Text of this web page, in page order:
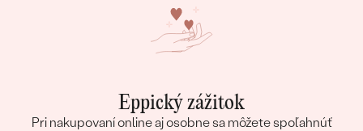
Eppický zážitok
Pri nakupovaní online aj osobne sa môžete spoľahnúť